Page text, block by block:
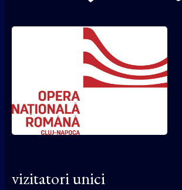
vizitatori unici